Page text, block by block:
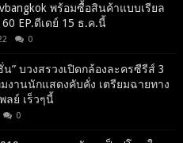
พร้อมซื้อสินค้าแบบเรียล
EP.ดีเดย์ 15 ธ.ค.นี้
0
น” บวงสรวงเปิดกล้องละครซีรีส์ 3
งานนักแสดงคับคั่ง เตรียมฉายทาง
ลย์ เร็วๆนี้
0